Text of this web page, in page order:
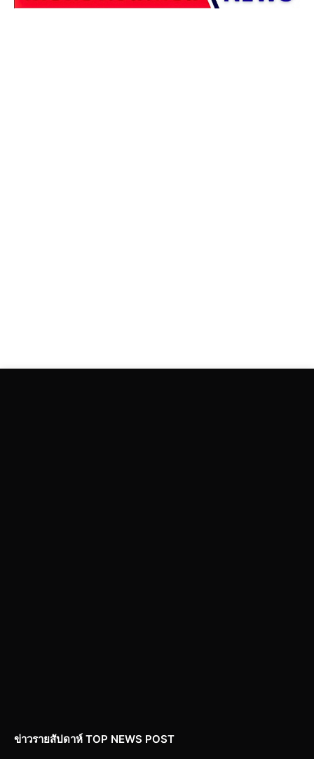
ข่าวรายสัปดาห์ TOP NEWS POST